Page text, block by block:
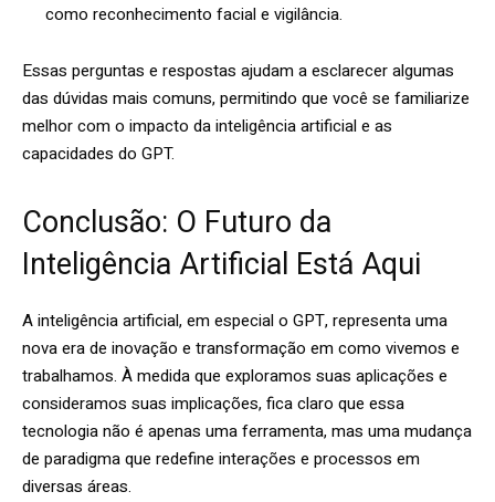
como reconhecimento facial e vigilância.
Essas perguntas e respostas ajudam a esclarecer algumas
das dúvidas mais comuns, permitindo que você se familiarize
melhor com o impacto da inteligência artificial e as
capacidades do GPT.
Conclusão: O Futuro da
Inteligência Artificial Está Aqui
A inteligência artificial, em especial o GPT, representa uma
nova era de inovação e transformação em como vivemos e
trabalhamos. À medida que exploramos suas aplicações e
consideramos suas implicações, fica claro que essa
tecnologia não é apenas uma ferramenta, mas uma mudança
de paradigma que redefine interações e processos em
diversas áreas.